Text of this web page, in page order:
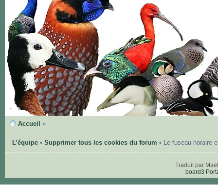
Accueil »
L’équipe• Supprimer tous les cookies du forum • Le fuseau horaire
Traduit par
board3